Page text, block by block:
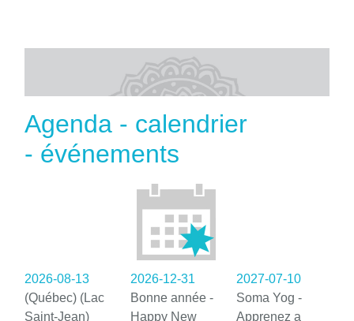
Agenda - calendrier
- événements
2026-08-13
(Québec) (Lac
Saint-Jean)
2026-12-31
Bonne année -
Happy New
2027-07-10
Soma Yog -
Apprenez a